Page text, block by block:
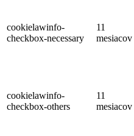
cookielawinfo-
checkbox-necessary
11
mesiacov
cookielawinfo-
checkbox-others
11
mesiacov